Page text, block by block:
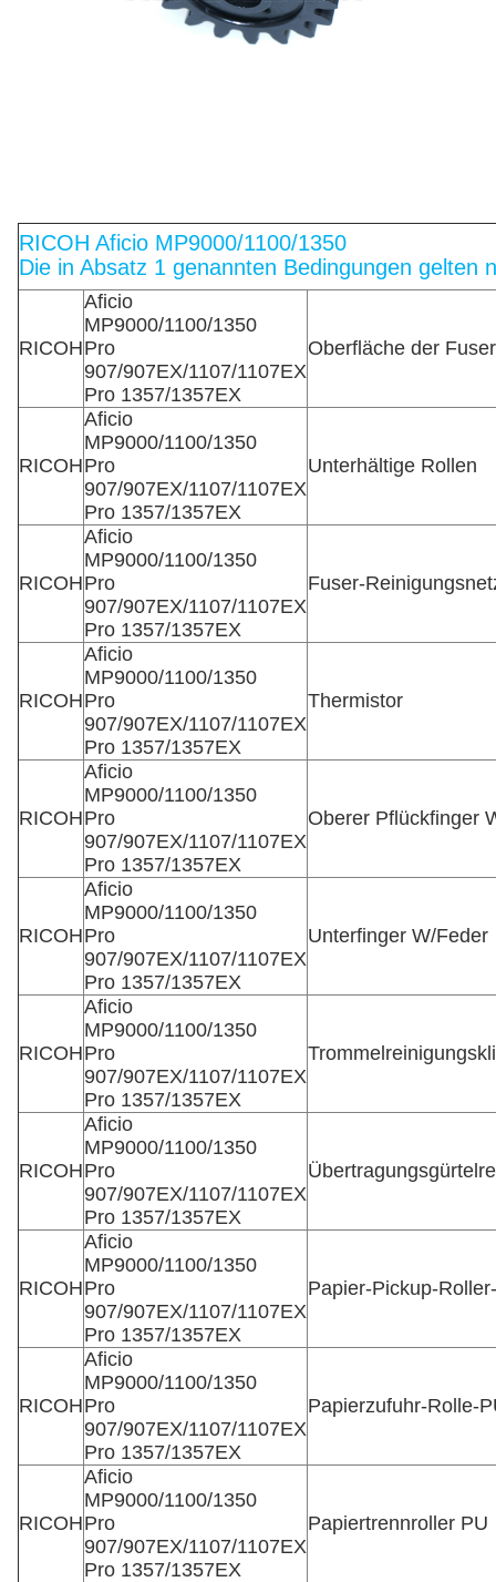
RICOH Aficio MP9000/1100/1350
Die in Absatz 1 genannten Bedingungen
RICOH
Aficio
MP9000/1100/1350
Pro
907/907EX/1107/1107EX
Pro 1357/1357EX
Oberfläche der
RICOH
Aficio
MP9000/1100/1350
Pro
907/907EX/1107/1107EX
Pro 1357/1357EX
Unterhältige Rollen
RICOH
Aficio
MP9000/1100/1350
Pro
907/907EX/1107/1107EX
Pro 1357/1357EX
Fuser-
RICOH
Aficio
MP9000/1100/1350
Pro
907/907EX/1107/1107EX
Pro 1357/1357EX
Thermistor
RICOH
Aficio
MP9000/1100/1350
Pro
907/907EX/1107/1107EX
Pro 1357/1357EX
Oberer Pflückfinger
RICOH
Aficio
MP9000/1100/1350
Pro
907/907EX/1107/1107EX
Pro 1357/1357EX
Unterfinger W/Feder
RICOH
Aficio
MP9000/1100/1350
Pro
907/907EX/1107/1107EX
Pro 1357/1357EX
RICOH
Aficio
MP9000/1100/1350
Pro
907/907EX/1107/1107EX
Pro 1357/1357EX
RICOH
Aficio
MP9000/1100/1350
Pro
907/907EX/1107/1107EX
Pro 1357/1357EX
Papier-Pickup-
RICOH
Aficio
MP9000/1100/1350
Pro
907/907EX/1107/1107EX
Pro 1357/1357EX
Papierzufuhr-Rolle-
RICOH
Aficio
MP9000/1100/1350
Pro
907/907EX/1107/1107EX
Pro 1357/1357EX
Papiertrennroller PU